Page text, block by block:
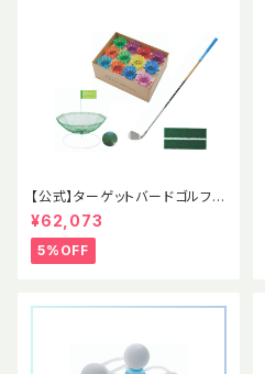
【公式】ターゲットバードゴルフ
ポータブルホール スターター
セット
¥62,073
5%OFF